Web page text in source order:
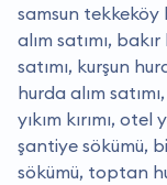
samsun tekkeköy
alım satımı,
satımı, kurşun
hurda alım
yıkım kırımı, otel
şantiye sökümü,
sökümü, toptan